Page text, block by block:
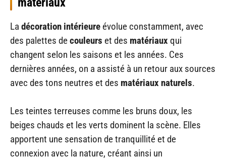
La décoration intérieure évolue constamment, avec
des palettes decouleurs et des matériauxqui
changent selon les saisons et les années. Ces
dernières années, on a assisté à un retour aux sources
avec des tons neutres et des matériaux naturels.
Les teintes terreuses comme les bruns doux, les
beiges chauds et les verts dominent la scène. Elles
apportent une sensation de tranquillité et de
connexion avec la nature, créant ainsi un